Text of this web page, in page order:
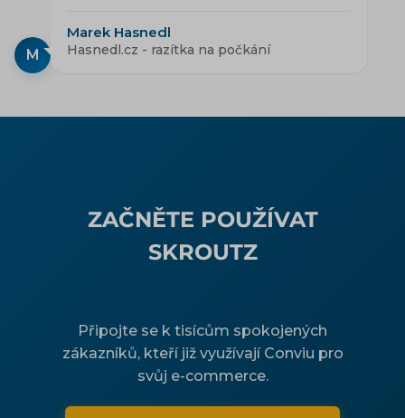
M
Marek Hasnedl
Hasnedl.cz - razítka na počkání
ZAČNĚTE POUŽÍVAT
SKROUTZ
Připojte se k tisícům spokojených
zákazníků, kteří již využívají Conviu pro
svůj e-commerce.